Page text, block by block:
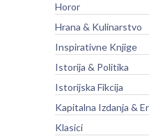
Horor
Hrana & Kulinarstvo
Inspirativne Knjige
Istorija & Politika
Istorijska Fikcija
Kapitalna Izdanja &
Klasici